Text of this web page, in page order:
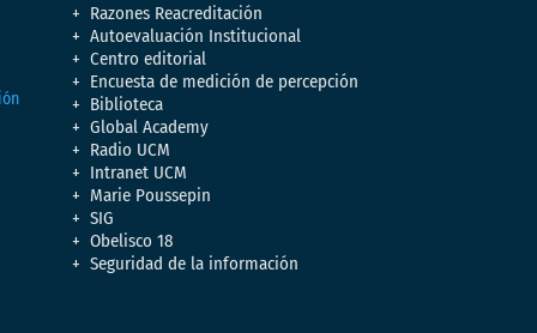
Razones Reacreditación
Autoevaluación Institucional
Centro editorial
Encuesta de medición de percepción
Biblioteca
Global Academy
Radio UCM
Intranet UCM
Marie Poussepin
SIG
Obelisco 18
Seguridad de la información